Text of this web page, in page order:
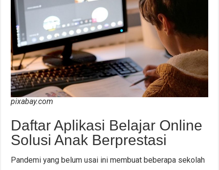
pixabay.com
Daftar Aplikasi Belajar Online
Solusi Anak Berprestasi
Pandemi yang belum usai ini membuat beberapa sekolah